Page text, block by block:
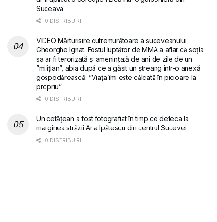
Suceava
0 DISTRIBUIRI
VIDEO Mărturisire cutremurătoare a suceveanului
Gheorghe Ignat. Fostul luptător de MMA a aflat că soția
sa ar fi terorizată și amenințată de ani de zile de un
”milițian”, abia după ce a găsit un ștreang într-o anexă
gospodărească: ”Viața îmi este călcată în picioare la
propriu”
0 DISTRIBUIRI
Un cetățean a fost fotografiat în timp ce defeca la
marginea străzii Ana Ipătescu din centrul Sucevei
0 DISTRIBUIRI